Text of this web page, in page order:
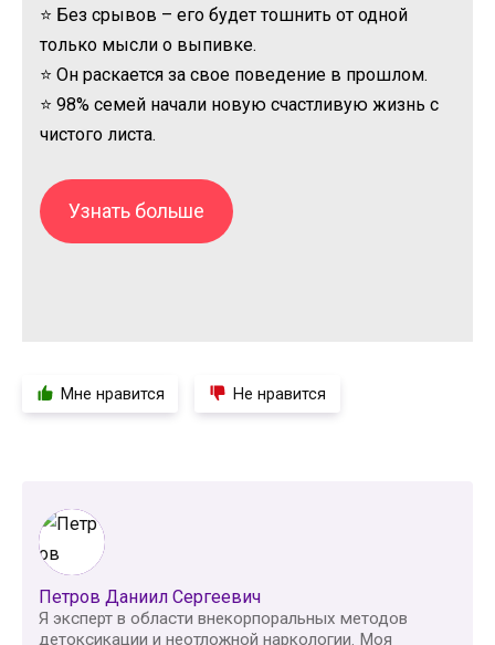
⭐ Без срывов – его будет тошнить от одной
только мысли о выпивке.
⭐ Он раскается за свое поведение в прошлом.
⭐ 98% семей начали новую счастливую жизнь с
чистого листа.
Узнать больше
Мне нравится Не нравится
Петров Даниил Сергеевич
Я эксперт в области внекорпоральных методов
детоксикации и неотложной наркологии. Моя